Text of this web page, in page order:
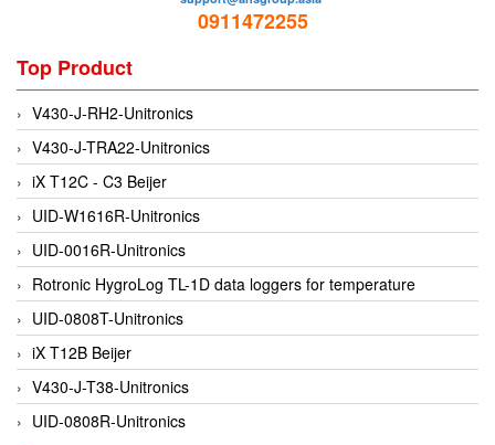
Finna Sensors Vietnam
Fireye
Fischer
Fisher
FISO Vietnam
FLENDER
Flexaust
Flexim
FLIR
FLOMAG
flotron
0911472255
Top Product
V430-J-RH2-Unitronics
V430-J-TRA22-Unitronics
iX T12C - C3 Beijer
UID-W1616R-Unitronics
UID-0016R-Unitronics
Rotronic HygroLog TL-1D data loggers for temperature
UID-0808T-Unitronics
iX T12B Beijer
V430-J-T38-Unitronics
UID-0808R-Unitronics